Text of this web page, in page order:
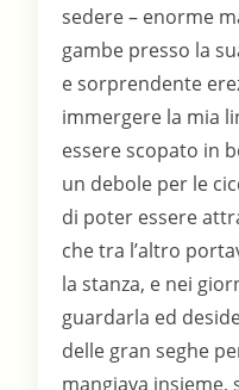
sedere – enorme
gambe presso la
e sorprendente
immergere la mia
essere scopato in
un debole per le
di poter essere
che tra l’altro
la stanza, e nei
guardarla ed
delle gran seghe
mangiava insieme,